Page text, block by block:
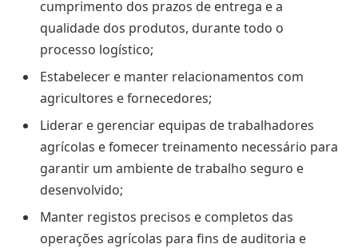
cumprimento dos prazos de entrega e a
qualidade dos produtos, durante todo o
processo logístico;
Estabelecer e manter relacionamentos com
agricultores e fornecedores;
Liderar e gerenciar equipas de trabalhadores
agrícolas e fomecer treinamento necessário para
garantir um ambiente de trabalho seguro e
desenvolvido;
Manter registos precisos e completos das
operações agrícolas para fins de auditoria e